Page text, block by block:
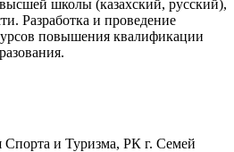
школы (казахский, русский),
Разработка и проведение
повышения квалификации
Спорта и Туризма, РК г. Семей